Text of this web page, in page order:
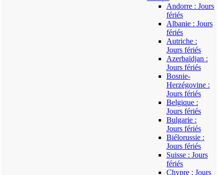
Andorre : Jours
fériés
Albanie : Jours
fériés
Autriche :
Jours fériés
Azerbaïdjan :
Jours fériés
Bosnie-
Herzégovine :
Jours fériés
Belgique :
Jours fériés
Bulgarie :
Jours fériés
Biélorussie :
Jours fériés
Suisse : Jours
fériés
Chypre : Jours